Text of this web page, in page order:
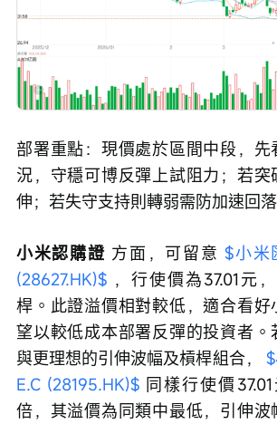
部署重點：現價處於區間中段，
況，守穩可博反彈上試阻力；若突
伸；若失守支持則轉弱需防加速回落
小米認購證 方面，可留意 $小米
(28627.HK)$ ，行使價為37.01元
桿。此證溢價相對較低，適合看好
望以較低成本部署反彈的投資者。
與更理想的引伸波幅及槓桿組合，
E.C (28195.HK)$ 同樣行使價
倍，其溢價為同類中最低，引伸波